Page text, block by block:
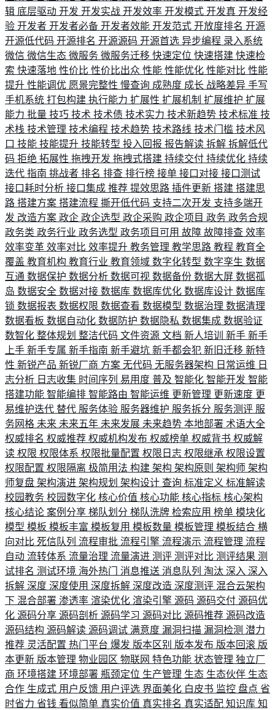
辑 底层驱动 开发 开发实战 开发效率 开发模式 开发真 开发经
验 开发者 开发者必备 开发者效能 开发范式 开放度排名 开源
开源低代码 开源排名 开源源码 开源首选 异步编程 录入系统
微信 微信生态 微服务 微服务迁移 快速定位 快速搭建 快速检
索 快速落地 性价比 性价比出众 性能 性能优化 性能对比 性能
提升 性能调优 愿景完整性 慢查询 成熟度 成长 战略差异 手写
手机系统 打包构建 执行能力 扩展性 扩展机制 扩展维护 扩展
能力 批量 技巧 技术 技术债 技术实力 技术新趋势 技术标准 技
术栈 技术管理 技术编程 技术趋势 技术路线 技术门槛 技术风
口 技能 技能提升 技能转型 投入回报 报告解读 拆解 拆解低代
码 拒绝 拓展性 拖拽开发 拖拽式搭建 持续交付 持续优化 持续
迭代 指南 挑战者 排名 排查 排行榜 接单 接口对接 接口测试
接口耗时分析 接口集成 推荐 提效思路 插件更新 搭建 搭建思
路 搭建方案 搭建流程 撕开低代码 支持二次开发 支持多端开
发 改造方案 政企 政企选型 政企采购 政企项目 政务 政务合规
政务类 政务行业 政务选型 政务项目可用 故障 故障排查 效率
效率变革 效率对比 效率提升 教务管理 教学思路 教程 教育全
覆盖 教育机构 教育行业 教育领域 数字化转型 数字孪生 数据
互通 数据保护 数据分析 数据可视 数据备份 数据大屏 数据孤
岛 数据安全 数据对接 数据库 数据库优化 数据库设计 数据库
锁 数据报表 数据权限 数据查看 数据模型 数据治理 数据清理
数据看板 数据自动化 数据防护 数据隐私 数据集成 数据验证
数智化 整体规划 整洁代码 文件资源 文档 新人培训 新手 新手
上手 新手专属 新手指南 新手避坑 新手都会犯 新旧迁移 新特
性 新锐产品 新锐厂商 方案 无代码 无服务器架构 日常运维 日
志分析 日志收集 时间序列 易用度 普及 智能化 智能开发 智能
搭建功能 智能编排 智能路由 智能运维 更新管理 更新速度 更
易维护迭代 替代 服务体验 服务器维护 服务拆分 服务测评 服
务网格 未来 未来五年 未来发展 未来趋势 本地部署 术语大全
权威排名 权威推荐 权威机构发布 权威榜单 权威背书 权威解
读 权限 权限体系 权限批量配置 权限日志 权限继承 权限设置
权限配置 权限隔离 极简用法 构建 架构 架构原则 架构师 架构
师复盘 架构演进 架构规划 架构设计 查询 标准定义 标准解读
校园教务 校园数字化 核心价值 核心功能 核心指标 核心架构
核心结论 案例分享 梯队划分 梯队洗牌 检索应用 榜单 模块化
模型 模板 模板丰富 模板复用 模板数量 模板管理 模板结合 横
向对比 死信队列 流程审批 流程引擎 流程演示 流程管理 流程
自动 流转体系 流量治理 流量演进 测评 测评对比 测评结果 测
试排名 测试环境 海外热门 消息推送 消息队列 淘汰 深入 深入
拆解 深度 深度使用 深度拆解 深度改造 深度测评 混合云架构
下 混合部署 渗透率 渲染优化 渲染引擎 源码 源码交付 源码优
化 源码分享 源码剖析 源码学习 源码对比 源码推荐 源码改造
源码结构 源码解读 源码调试 满意度 漏洞扫描 漏洞检测 潜力
推荐 灵活配置 热门平台 爆发 版本区别 版本发布 版本回滚 版
本更新 版本管理 物业园区 物联网 特色功能 状态管理 独立厂
商 环境搭建 环境部署 瓶颈定位 生产管理 生态 生态伙伴 生态
合作 生成式 用户反馈 用户评选 界面美化 白皮书 监控 盘点 省
时省力 省钱 看似简单 真实价值 真实排名 真实适配 知识库 知